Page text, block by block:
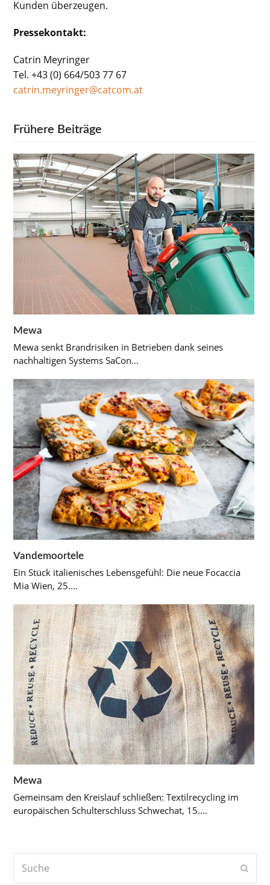
Kunden überzeugen.
Pressekontakt:
Catrin Meyringer
Tel. +43 (0) 664/503 77 67
catrin.meyringer@catcom.at
Frühere Beiträge
Mewa
Mewa senkt Brandrisiken in Betrieben dank seines
nachhaltigen Systems SaCon…
Vandemoortele
Ein Stück italienisches Lebensgefühl: Die neue Focaccia
Mia Wien, 25.…
Mewa
Gemeinsam den Kreislauf schließen: Textilrecycling im
europäischen Schulterschluss Schwechat, 15.…